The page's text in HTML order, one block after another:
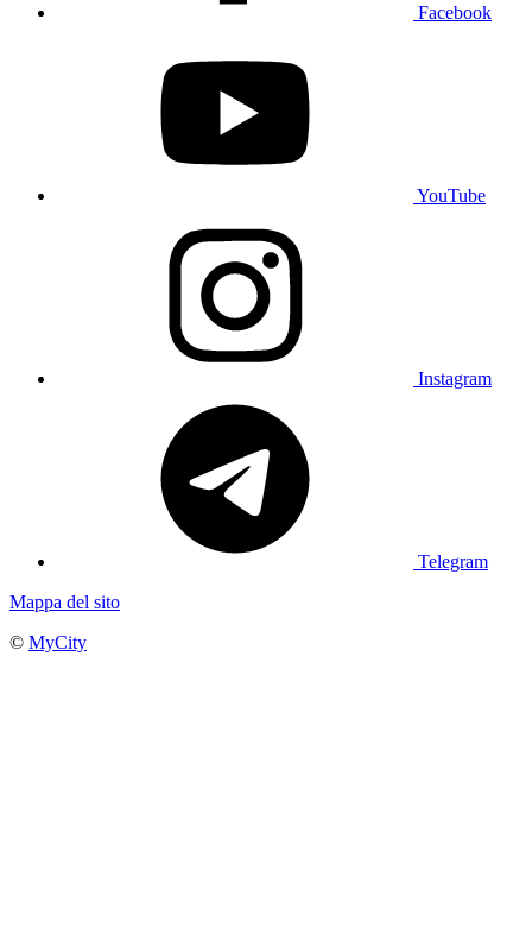
Facebook
YouTube
Instagram
Telegram
Mappa del sito
© MyCity